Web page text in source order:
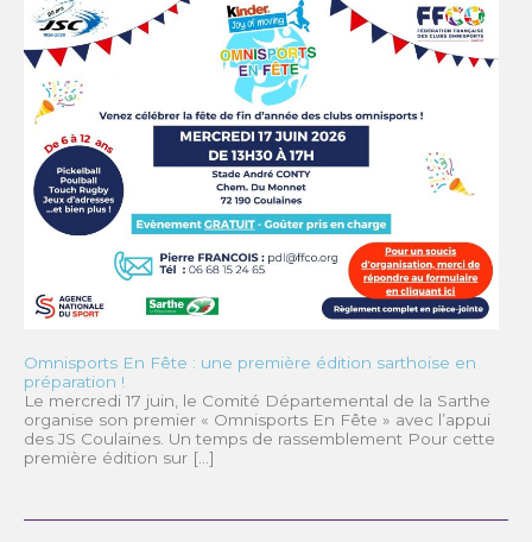
Omnisports En Fête : une première édition sarthoise en
préparation !
Le mercredi 17 juin, le Comité Départemental de la Sarthe
organise son premier « Omnisports En Fête » avec l’appui
des JS Coulaines. Un temps de rassemblement Pour cette
première édition sur […]